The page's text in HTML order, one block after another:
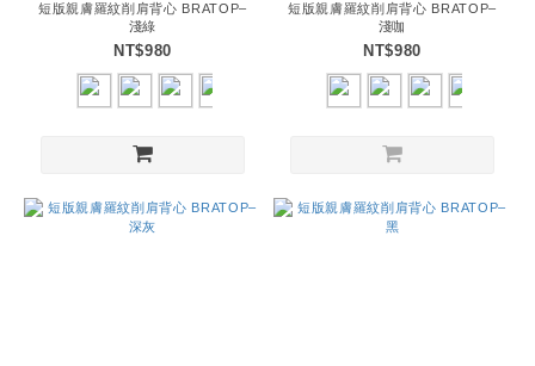
短版親膚羅紋削肩背心 BRATOP–
淺綠
NT$980
短版親膚羅紋削肩背心 BRATOP–
淺咖
NT$980